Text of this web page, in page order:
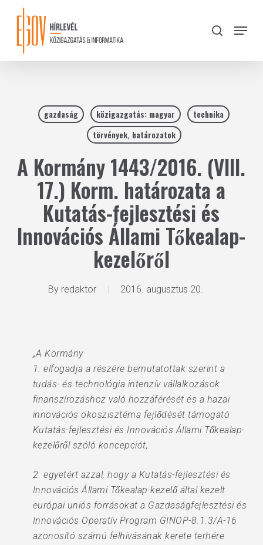
content
search
Menu
gazdaság közigazgatás: magyar
technika
törvények, határozatok
A Kormány 1443/2016. (VIII.
17.) Korm. határozata a
Kutatás-fejlesztési és
Innovációs Állami Tőkealap-
kezelőről
By redaktor 2016. augusztus 20.
„A Kormány
1. elfogadja a részére bemutatottak szerint a
tudás- és technológia intenzív vállalkozások
finanszírozáshoz való hozzáférését és a hazai
innovációs ökoszisztéma fejlődését támogató
Kutatás-fejlesztési és Innovációs Állami Tőkealap-
kezelőről szóló koncepciót,
2. egyetért azzal, hogy a Kutatás-fejlesztési és
Innovációs Állami Tőkealap-kezelő által kezelt
európai uniós forrásokat a Gazdaságfejlesztési és
Innovációs Operatív Program GINOP-8.1.3/A-16
azonosító számú felhívásának kerete terhére
Close